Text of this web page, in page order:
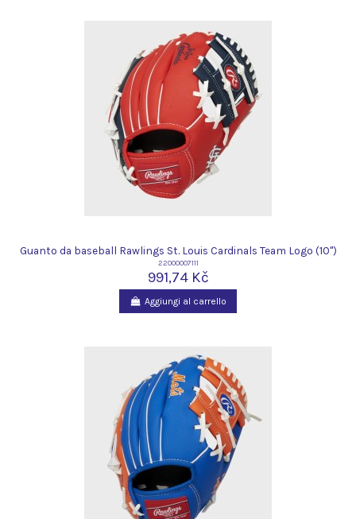
Guanto da baseball Rawlings St. Louis Cardinals Team Logo (10")
22000007111
991,74 Kč
Aggiungi al carrello